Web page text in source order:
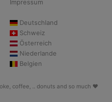
Impressum
Deutschland
Schweiz
Österreich
Niederlande
Belgien
coffee, .. donuts and so much ♥